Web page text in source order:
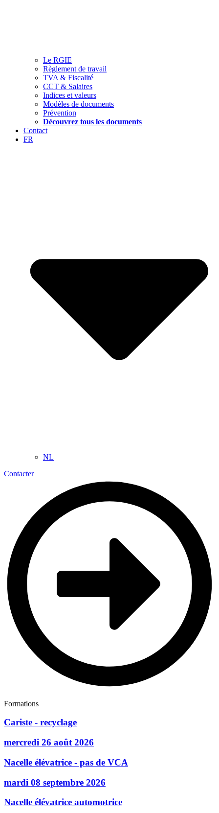
Le RGIE
Règlement de travail
TVA & Fiscalité
CCT & Salaires
Indices et valeurs
Modèles de documents
Prévention
Découvrez tous les documents
Contact
FR
NL
Contacter
Formations
Cariste - recyclage
mercredi 26 août 2026
Nacelle élévatrice - pas de VCA
mardi 08 septembre 2026
Nacelle élévatrice automotrice